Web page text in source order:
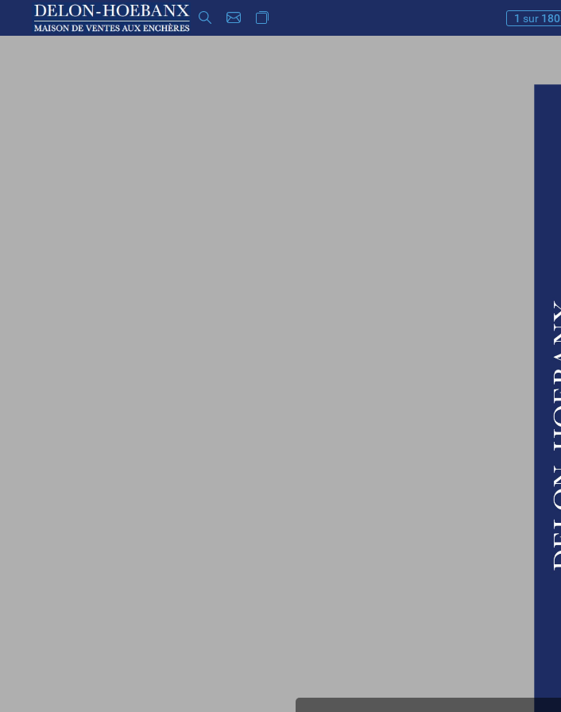
1 sur 180